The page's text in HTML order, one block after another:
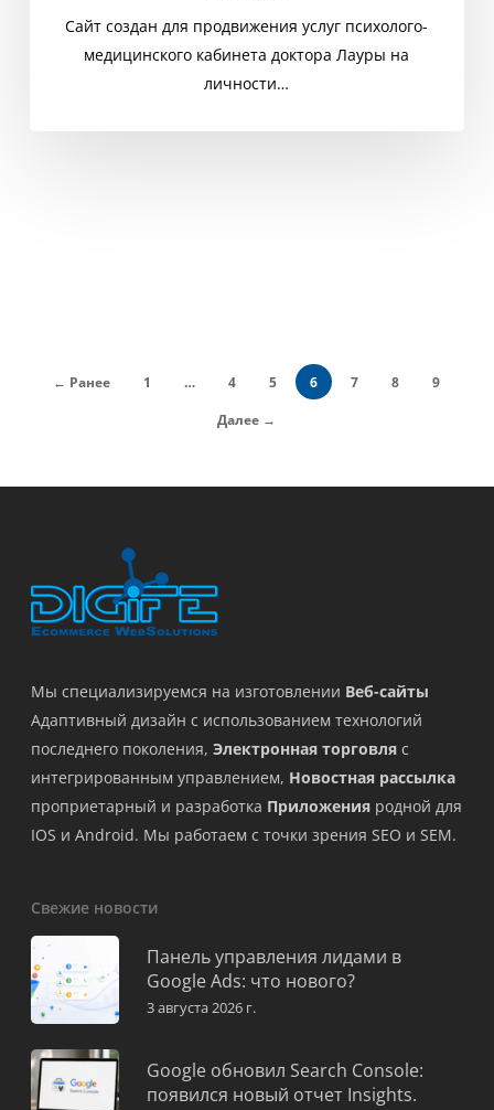
Сайт создан для продвижения услуг психолого-
медицинского кабинета доктора Лауры на
личности…
← Ранее 1 … 4 5 6 7 8
9
Далее →
Мы специализируемся на изготовлении Веб-сайты
Адаптивный дизайн с использованием технологий
последнего поколения, Электронная торговля с
интегрированным управлением, Новостная рассылка
проприетарный и разработка Приложения родной для
IOS и Android. Мы работаем с точки зрения SEO и SEM.
Свежие новости
Панель управления лидами в
Google Ads: что нового?
3 августа 2026 г.
Google обновил Search Console:
появился новый отчет Insights.